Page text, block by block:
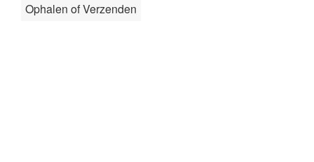
Ophalen of Verzenden